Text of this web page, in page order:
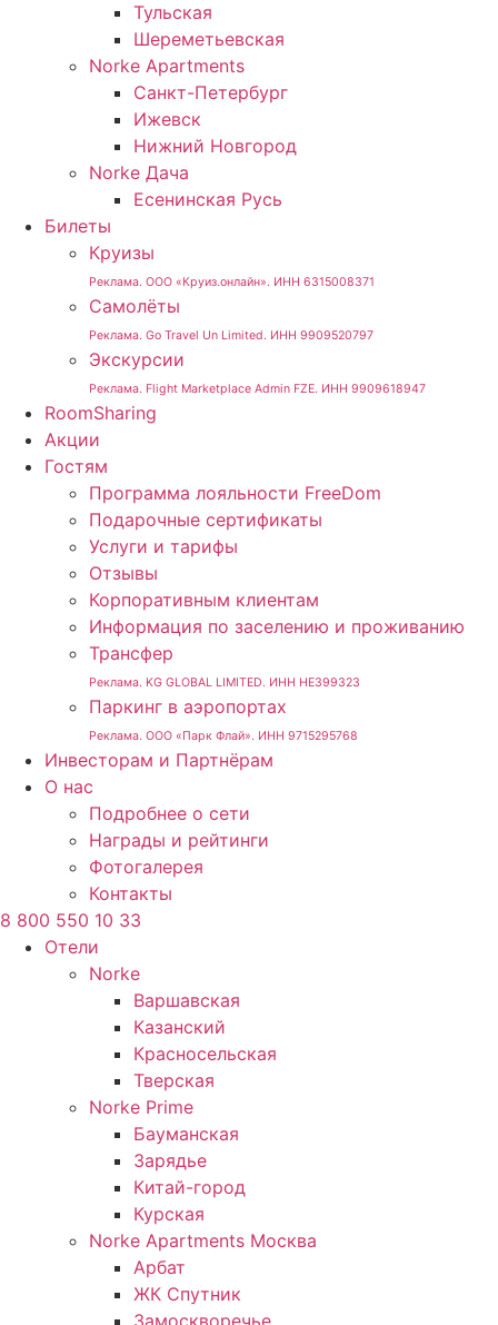
Тульская
Шереметьевская
Norke Apartments
Санкт-Петербург
Ижевск
Нижний Новгород
Norke Дача
Есенинская Русь
Билеты
Круизы
Реклама. ООО «Круиз.онлайн». ИНН 6315008371
Самолёты
Реклама. Go Travel Un Limited. ИНН 9909520797
Экскурсии
Реклама. Flight Marketplace Admin FZE. ИНН 9909618947
RoomSharing
Акции
Гостям
Программа лояльности FreeDom
Подарочные сертификаты
Услуги и тарифы
Отзывы
Корпоративным клиентам
Информация по заселению и проживанию
Трансфер
Реклама. KG GLOBAL LIMITED. ИНН HE399323
Паркинг в аэропортах
Реклама. ООО «Парк Флай». ИНН 9715295768
Инвесторам и Партнёрам
О нас
Подробнее о сети
Награды и рейтинги
Фотогалерея
Контакты
8 800 550 10 33
Отели
Norke
Варшавская
Казанский
Красносельская
Тверская
Norke Prime
Бауманская
Зарядье
Китай-город
Курская
Norke Apartments Москва
Арбат
ЖК Спутник
Замоскворечье